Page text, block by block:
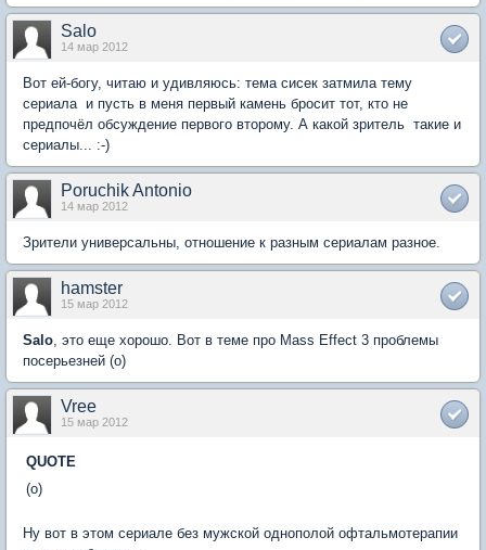
Salo
14 мар 2012
Вот ей-богу, читаю и удивляюсь: тема сисек затмила тему
сериала  и пусть в меня первый камень бросит тот, кто не
предпочёл обсуждение первого второму. А какой зритель  такие и
сериалы... :-)
Poruchik Antonio
14 мар 2012
Зрители универсальны, отношение к разным сериалам разное.
hamster
15 мар 2012
Salo , это еще хорошо. Вот в теме про Mass Effect 3 проблемы
посерьезней (о)
Vree
15 мар 2012
QUOTE
(о)
Ну вот в этом сериале без мужской однополой офтальмотерапии